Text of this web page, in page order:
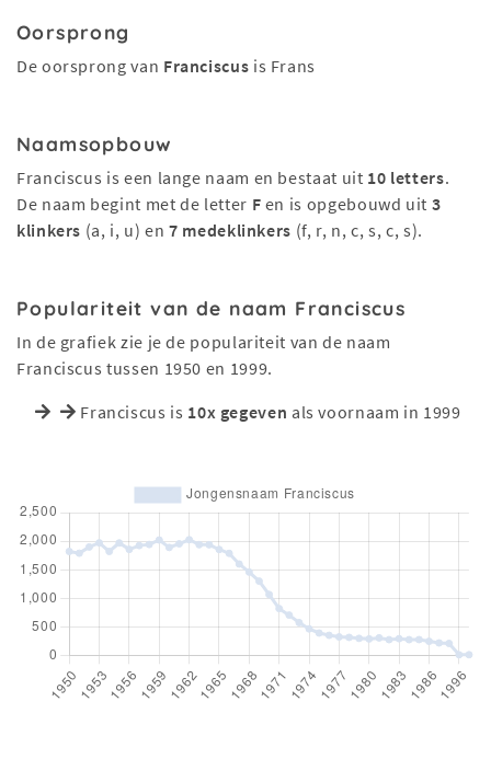
Oorsprong
De oorsprong van Franciscus is Frans
Naamsopbouw
Franciscus is een lange naam en bestaat uit 10 letters.
De naam begint met de letter F en is opgebouwd uit 3
klinkers (a, i, u) en7 medeklinkers (f, r, n, c, s, c, s).
Populariteit van de naam Franciscus
In de grafiek zie je de populariteit van de naam
Franciscus tussen 1950 en 1999.
Franciscus is 10x gegeven als voornaam in 1999